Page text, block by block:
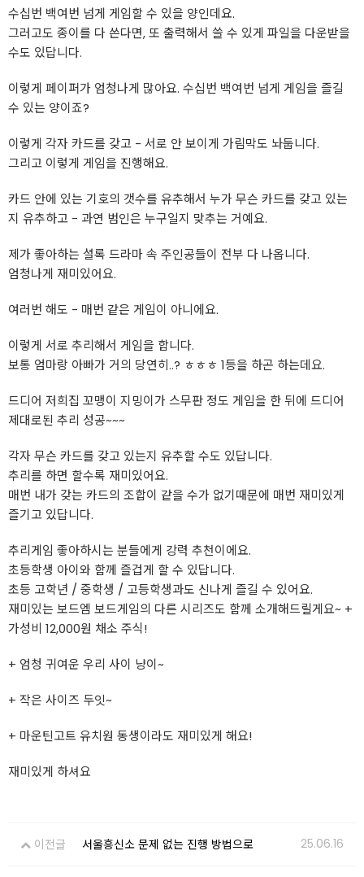
수십번 백여번 넘게 게임할 수 있을 양인데요.
그러고도 종이를 다 쓴다면, 또 출력해서 쓸 수 있게 파일을 다운받을
수도 있답니다.
이렇게 페이퍼가 엄청나게 많아요. 수십번 백여번 넘게 게임을 즐길
수 있는 양이죠?
이렇게 각자 카드를 갖고 - 서로 안 보이게 가림막도 놔둡니다.
그리고 이렇게 게임을 진행해요.
카드 안에 있는 기호의 갯수를 유추해서 누가 무슨 카드를 갖고 있는
지 유추하고 - 과연 범인은 누구일지 맞추는 거예요.
제가 좋아하는 셜록 드라마 속 주인공들이 전부 다 나옵니다.
엄청나게 재미있어요.
여러번 해도 - 매번 같은 게임이 아니에요.
이렇게 서로 추리해서 게임을 합니다.
보통 엄마랑 아빠가 거의 당연히..? ㅎㅎㅎ 1등을 하곤 하는데요.
드디어 저희집 꼬맹이 지밍이가 스무판 정도 게임을 한 뒤에 드디어
제대로된 추리 성공~~~
각자 무슨 카드를 갖고 있는지 유추할 수도 있답니다.
추리를 하면 할수록 재미있어요.
매번 내가 갖는 카드의 조합이 같을 수가 없기때문에 매번 재미있게
즐기고 있답니다.
추리게임 좋아하시는 분들에게 강력 추천이에요.
초등학생 아이와 함께 즐겁게 할 수 있답니다.
초등 고학년 / 중학생 / 고등학생과도 신나게 즐길 수 있어요.
재미있는 보드엠 보드게임의 다른 시리즈도 함께 소개해드릴게요~ +
가성비 12,000원 채소 주식!
+ 엄청 귀여운 우리 사이 냥이~
+ 작은 사이즈 두잇~
+ 마운틴고트 유치원 동생이라도 재미있게 해요!
재미있게 하셔요
이전글 서울흥신소 문제 없는 진행 방법으로 25.06.16